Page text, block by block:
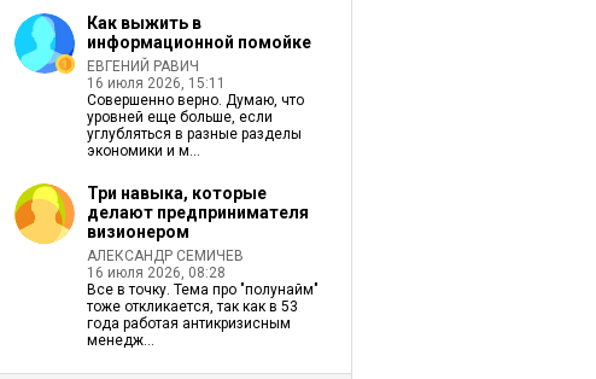
Как выжить в
информационной помойке
ЕВГЕНИЙ РАВИЧ
16 июля 2026, 15:11
Совершенно верно. Думаю, что
уровней еще больше, если
углубляться в разные разделы
экономики и м...
Три навыка, которые
делают предпринимателя
визионером
АЛЕКСАНДР СЕМИЧЕВ
16 июля 2026, 08:28
Все в точку. Тема про "полунайм"
тоже откликается, так как в 53
года работая антикризисным
менедж...